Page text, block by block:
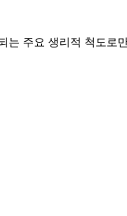
는 주요 생리적 척도로